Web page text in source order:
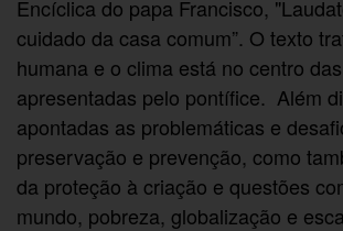
Encíclica do papa Francisco,
cuidado da casa comum”. O texto
humana e o clima está no centro
apresentadas pelo pontífice. Além
apontadas as problemáticas e
preservação e prevenção, como
da proteção à criação e questões
mundo, pobreza, globalização e